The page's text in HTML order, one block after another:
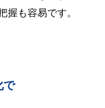
握も容易です。
で